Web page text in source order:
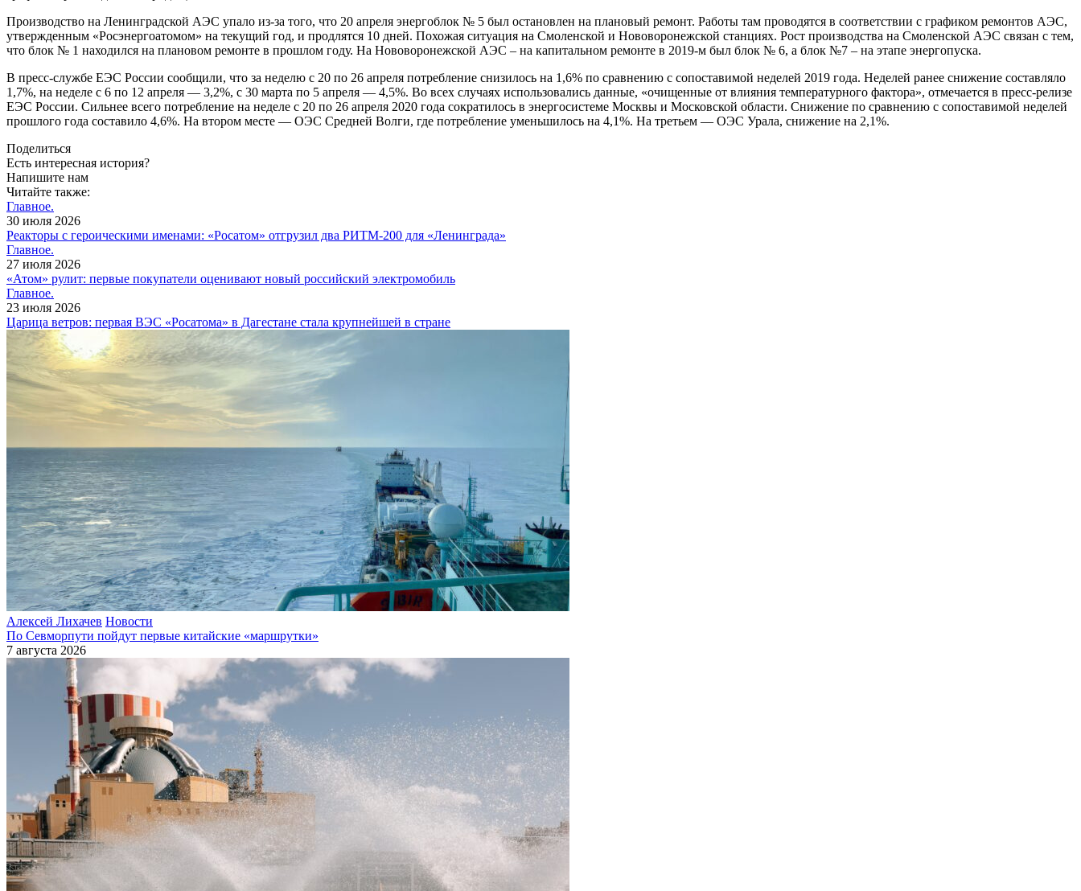
Производство на Ленинградской АЭС упало из-за того, что 20 апреля энергоблок № 5 был остановлен на плановый ремонт. Работы там проводятся в соответствии с графиком ремонтов АЭС,
утвержденным «Росэнергоатомом» на текущий год, и продлятся 10 дней. Похожая ситуация на Смоленской и Нововоронежской станциях. Рост производства на Смоленской АЭС связан с тем,
что блок № 1 находился на плановом ремонте в прошлом году. На Нововоронежской АЭС – на капитальном ремонте в 2019-м был блок № 6, а блок №7 – на этапе энергопуска.
В пресс-службе ЕЭС России сообщили, что за неделю с 20 по 26 апреля потребление снизилось на 1,6% по сравнению с сопоставимой неделей 2019 года. Неделей ранее снижение составляло
1,7%, на неделе с 6 по 12 апреля — 3,2%, с 30 марта по 5 апреля — 4,5%. Во всех случаях использовались данные, «очищенные от влияния температурного фактора», отмечается в пресс-релизе
ЕЭС России. Сильнее всего потребление на неделе с 20 по 26 апреля 2020 года сократилось в энергосистеме Москвы и Московской области. Снижение по сравнению с сопоставимой неделей
прошлого года составило 4,6%. На втором месте — ОЭС Средней Волги, где потребление уменьшилось на 4,1%. На третьем — ОЭС Урала, снижение на 2,1%.
Поделиться
Есть интересная история?
Напишите нам
Читайте также:
Главное.
30 июля 2026
Реакторы с героическими именами: «Росатом» отгрузил два РИТМ-200 для «Ленинграда»
Главное.
27 июля 2026
«Атом» рулит: первые покупатели оценивают новый российский электромобиль
Главное.
23 июля 2026
Царица ветров: первая ВЭС «Росатома» в Дагестане стала крупнейшей в стране
Алексей Лихачев Новости
По Севморпути пойдут первые китайские «маршрутки»
7 августа 2026